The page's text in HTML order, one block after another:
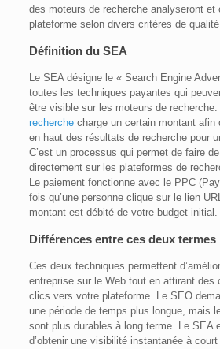
des moteurs de recherche analyseront et
plateforme selon divers critères de
Définition du SEA
Le SEA désigne le « Search Engine
toutes les techniques payantes qui
être visible sur les moteurs de recherche.
recherchecharge un certain montant afin
en haut des résultats de recherche pour
C’est un processus qui permet de faire
directement sur les plateformes de
Le paiement fonctionne avec le PPC
fois qu’une personne clique sur le lien
montant est débité de votre budget initial.
Différences entre ces deux termes
Ces deux techniques permettent
entreprise sur le Web tout en attirant des
clics vers votre plateforme. Le SEO
une période de temps plus longue, mais
sont plus durables à long terme. Le SEA
d’obtenir une visibilité instantanée à